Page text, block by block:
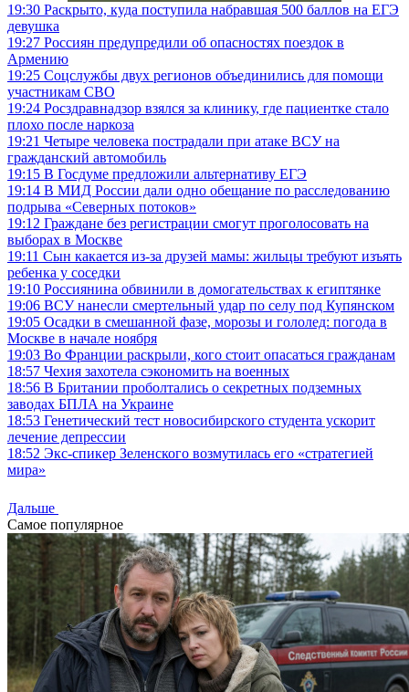
19:30 Раскрыто, куда поступила набравшая 500 баллов на ЕГЭ
девушка
19:27 Россиян предупредили об опасностях поездок в
Армению
19:25 Соцслужбы двух регионов объединились для помощи
участникам СВО
19:24 Росздравнадзор взялся за клинику, где пациентке стало
плохо после наркоза
19:21 Четыре человека пострадали при атаке ВСУ на
гражданский автомобиль
19:15 В Госдуме предложили альтернативу ЕГЭ
19:14 В МИД России дали одно обещание по расследованию
подрыва «Северных потоков»
19:12 Граждане без регистрации смогут проголосовать на
выборах в Москве
19:11 Сын какается из-за друзей мамы: жильцы требуют изъять
ребенка у соседки
19:10 Россиянина обвинили в домогательствах к египтянке
19:06 ВСУ нанесли смертельный удар по селу под Купянском
19:05 Осадки в смешанной фазе, морозы и гололед: погода в
Москве в начале ноября
19:03 Во Франции раскрыли, кого стоит опасаться гражданам
18:57 Чехия захотела сэкономить на военных
18:56 В Британии проболтались о секретных подземных
заводах БПЛА на Украине
18:53 Генетический тест новосибирского студента ускорит
лечение депрессии
18:52 Экс-спикер Зеленского возмутилась его «стратегией
мира»
Дальше
Самое популярное